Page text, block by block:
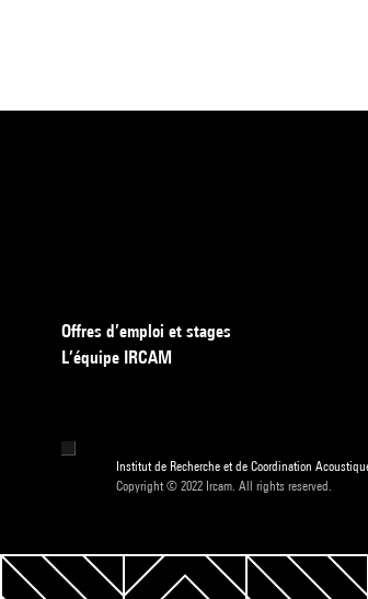
Offres d’emploi et stages
L’équipe IRCAM
Institut de Recherche et de Coordination
Copyright © 2022 Ircam. All rights reserved.